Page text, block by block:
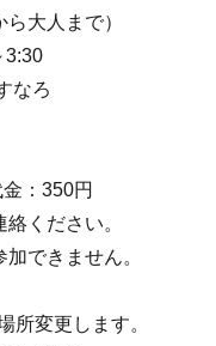
大人まで）
3:30
なろ
：350円
ください。
できません。
所変更します。